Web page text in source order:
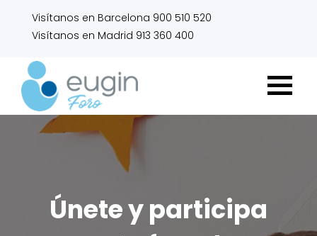
Visítanos en Barcelona 900 510 520
Visítanos en Madrid 913 360 400
Únete y participa